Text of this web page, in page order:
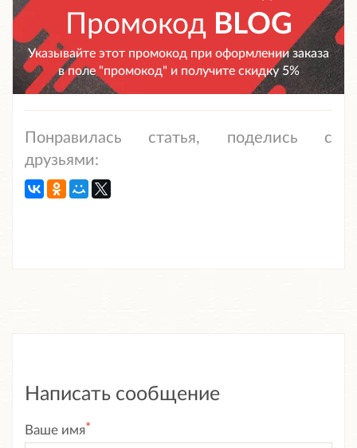
Промокод BLOG
Указывайте этот промокод при оформлении заказа
в поле "промокод" и получите скидку 5%
Понравилась статья, поделись с
друзьями:
Написать сообщение
Ваше имя*